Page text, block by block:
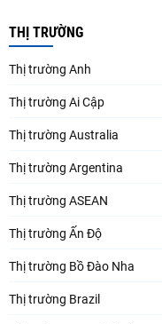
THỊ TRƯỜNG
Thị trường Anh
Thị trường Ai Cập
Thị trường Australia
Thị trường Argentina
Thị trường ASEAN
Thị trường Ấn Độ
Thị trường Bồ Đào Nha
Thị trường Brazil